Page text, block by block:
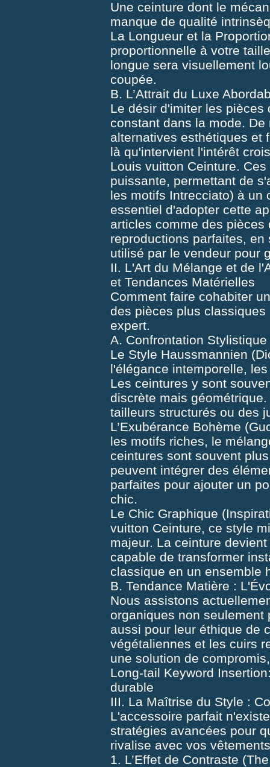
Une ceinture dont le
manque de qualité
La Longueur et la
proportionnelle à votre
longue sera visuellement
coupée.
B. L’Attrait du Luxe
Le désir d'imiter les
constant dans la mode.
alternatives esthétiques et
là qu'intervient l'intérêt
Louis vuitton Ceinture.
puissante, permettant de
les motifs Intrecciato) à un
essentiel d'adopter cette
articles comme des
reproductions parfaites,
utilisé par le vendeur pour
II. L'Art du Mélange et de
et Tendances Matérielles
Comment faire cohabiter
des pièces plus
expert.
A. Confrontation
Le Style Haussmannien
l'élégance intemporelle,
Les ceintures y sont
discrète mais
tailleurs structurés ou des
L’Exubérance Bohème
les motifs riches, le
ceintures sont souvent
peuvent intégrer des
parfaites pour ajouter un
chic.
Le Chic Graphique
vuitton Ceinture, ce style
majeur. La ceinture
capable de transformer
classique en un ensemble
B. Tendance Matière :
Nous assistons
organiques non seulement
aussi pour leur éthique de
végétaliennes et les cuirs
une solution de
Long-tail Keyword
durable
III. La Maîtrise du Style :
L'accessoire parfait
stratégies avancées pour
rivalise avec vos
1. L’Effet de Contraste